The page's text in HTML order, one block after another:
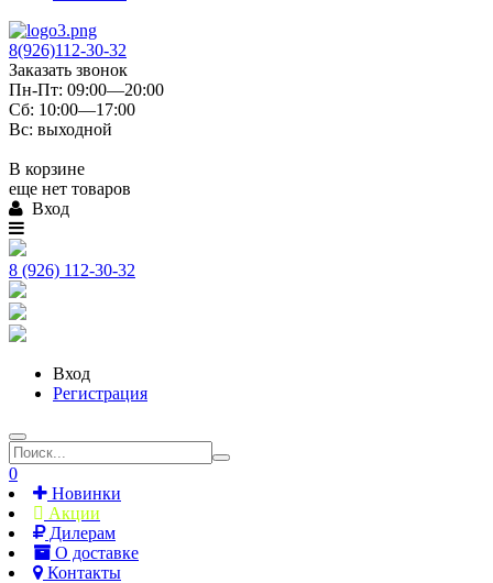
8(926)112-30-32
Заказать звонок
Пн-Пт: 09:00—20:00
Сб: 10:00—17:00
Вс: выходной
В корзине
еще нет товаров
Вход
8 (926) 112-30-32
Вход
Регистрация
0
Новинки
Акции
Дилерам
О доставке
Контакты